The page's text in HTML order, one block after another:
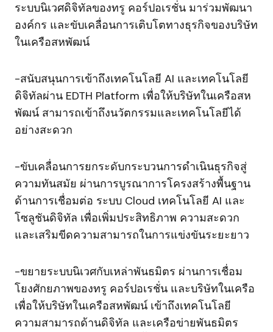
ระบบนิเวศดิจิทัลของทรู คอร์ปอเรชั่น มาร่วมพัฒนา
องค์กร และขับเคลื่อนการเติบโตทางธุรกิจของบริษัท
ในเครือสหพัฒน์
-สนับสนุนการเข้าถึงเทคโนโลยี AI และเทคโนโลยี
ดิจิทัลผ่าน EDTH Platform เพื่อให้บริษัทในเครือสห
พัฒน์ สามารถเข้าถึงนวัตกรรมและเทคโนโลยีได้
อย่างสะดวก
-ขับเคลื่อนการยกระดับกระบวนการดำเนินธุรกิจสู่
ความทันสมัย ผ่านการบูรณาการโครงสร้างพื้นฐาน
ด้านการเชื่อมต่อ ระบบ Cloud เทคโนโลยี AI และ
โซลูชันดิจิทัล เพื่อเพิ่มประสิทธิภาพ ความสะดวก
และเสริมขีดความสามารถในการแข่งขันระยะยาว
-ขยายระบบนิเวศกับเหล่าพันธมิตร ผ่านการเชื่อม
โยงศักยภาพของทรู คอร์ปอเรชั่น และบริษัทในเครือ
เพื่อให้บริษัทในเครือสหพัฒน์ เข้าถึงเทคโนโลยี
ความสามารถด้านดิจิทัล และเครือข่ายพันธมิตร